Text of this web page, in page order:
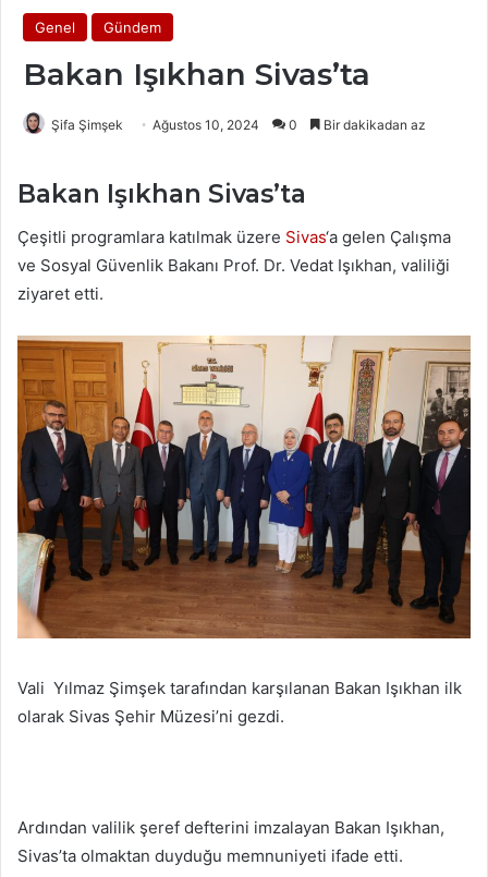
Genel Gündem
Bakan Işıkhan Sivas’ta
Şifa Şimşek Ağustos 10, 2024 0 Bir dakikadan az
Bakan Işıkhan Sivas’ta
Çeşitli programlara katılmak üzere Sivas‘a gelen Çalışma
ve Sosyal Güvenlik Bakanı Prof. Dr. Vedat Işıkhan, valiliği
ziyaret etti.
Vali Yılmaz Şimşek tarafından karşılanan Bakan Işıkhan ilk
olarak Sivas Şehir Müzesi’ni gezdi.
Ardından valilik şeref defterini imzalayan Bakan Işıkhan,
Sivas’ta olmaktan duyduğu memnuniyeti ifade etti.